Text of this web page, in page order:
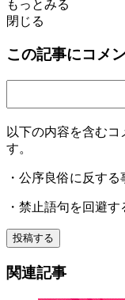
もっとみる
閉じる
この記事にコメ
以下の内容を含む
す。
・公序良俗に反す
・禁止語句を回避
投稿する
関連記事